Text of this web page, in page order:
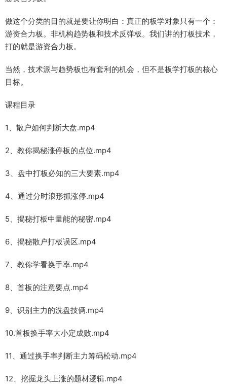
做这个分类的目的就是要让你明白：真正的板学对象只有一个：
游资合力板。非机构趋势板和技术反弹板。我们讲的打板技术，
打的就是游资合力板。
当然，技术派与趋势板也有套利的机会，但不是板学打板的核心
目标。
课程目录
1、散户如何判断大盘.mp4
2、教你揭秘涨停板的点位.mp4
3、盘中打板必知的三大要素.mp4
4、通过分时浪形抓涨停.mp4
5、揭秘打板中量能的秘密.mp4
6、揭秘散户打板误区.mp4
7、教你学看换手率.mp4
8、首板的注意要点.mp4
9、识别主力的洗盘技俩.mp4
10.首板换手率大小定成败.mp4
11、通过换手率判断主力筹码松动.mp4
12、挖掘龙头上涨的题材逻辑.mp4